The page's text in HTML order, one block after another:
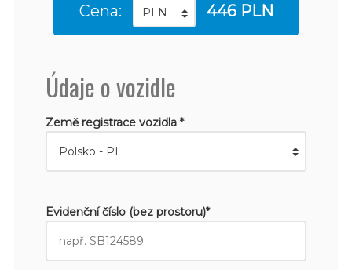
Cena: 446 PLN
Údaje o vozidle
Země registrace vozidla *
Evidenční číslo (bez prostoru)*